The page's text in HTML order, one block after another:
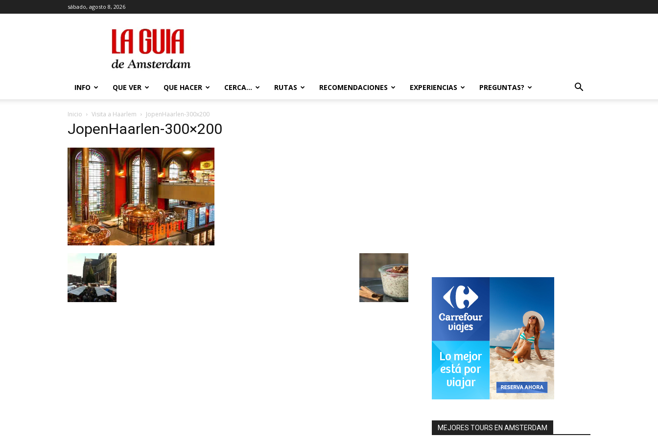
sábado, agosto 8, 2026
La
Guía
de
Amsterdam
INFO QUE VER QUE HACER CERCA… RUTAS RECOMENDACIONES EXPERIENCIAS PREGUNTAS?
Inicio Visita a Haarlem JopenHaarlen-300x200
JopenHaarlen-300×200
MEJORES TOURS EN AMSTERDAM